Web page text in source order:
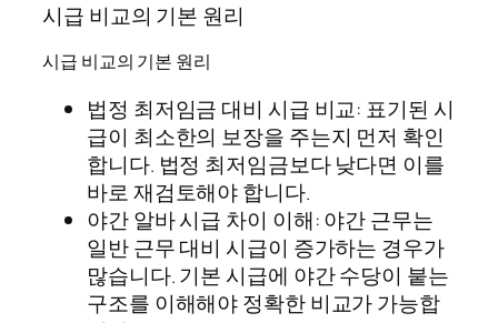
시급 비교의 기본 원리
시급 비교의 기본 원리
법정 최저임금 대비 시급 비교: 표기된 시
급이 최소한의 보장을 주는지 먼저 확인
합니다. 법정 최저임금보다 낮다면 이를
바로 재검토해야 합니다.
야간 알바 시급 차이 이해: 야간 근무는
일반 근무 대비 시급이 증가하는 경우가
많습니다. 기본 시급에 야간 수당이 붙는
구조를 이해해야 정확한 비교가 가능합